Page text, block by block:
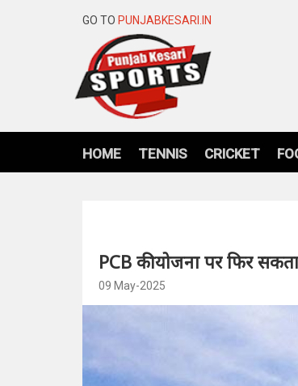
GO TO PUNJABKESARI.IN
HOME TENNIS CRICKET
PCB की योजना पर फिर
09 May-2025